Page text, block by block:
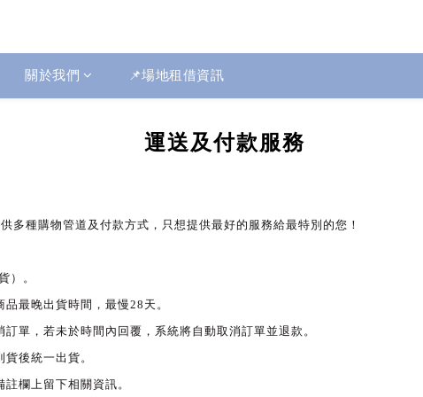
關於我們 📌場地租借資訊
運送及付款服務
多種購物管道及付款方式，只想提供最好的服務給最特別的您！
）。
最晚出貨時間，最慢28天。
單，若未於時間內回覆，系統將自動取消訂單並退款。
後統一出貨。
欄上留下相關資訊。